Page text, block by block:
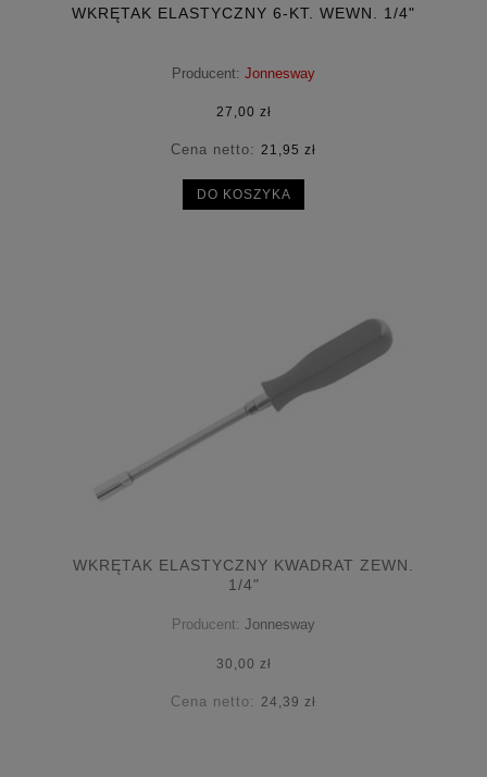
WKRĘTAK ELASTYCZNY 6-KT. WEWN. 1/4"
Producent: Jonnesway
27,00 zł
Cena netto: 21,95 zł
DO KOSZYKA
WKRĘTAK ELASTYCZNY KWADRAT ZEWN.
1/4"
Producent: Jonnesway
30,00 zł
Cena netto: 24,39 zł